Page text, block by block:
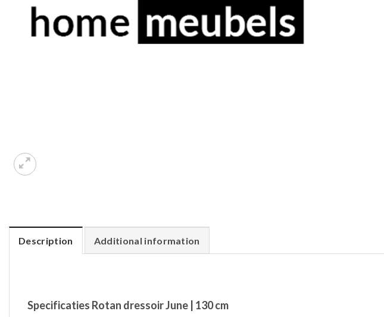
Description Additional information
Specificaties Rotan dressoir June | 130 cm